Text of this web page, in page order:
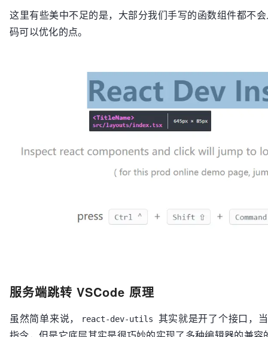
这里有些美中不足的是，大部分我们手写的函数组件都不
码可以优化的点。
服务端跳转 VSCode 原理
虽然简单来说， react-dev-utils
其实就是开了个接口，